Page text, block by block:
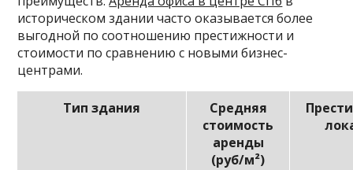
историческом здании часто оказывается более
выгодной по соотношению престижности и
стоимости по сравнению с новыми бизнес-
центрами.
Тип здания
Средняя
стоимость
аренды
(руб/м²)